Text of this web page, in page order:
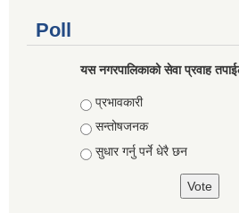
Poll
यस नगरपालिकाको सेवा प्रवाह
Choices
प्रभावकारी
सन्तोषजनक
सुधार गर्नु पर्ने धेरै छन